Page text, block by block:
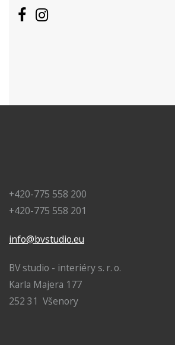
+420-775 558 200
+420-775 558 201
info@bvstudio.eu
BV studio - interiéry s. r. o.
Karla Majera 177
252 31 Všenory